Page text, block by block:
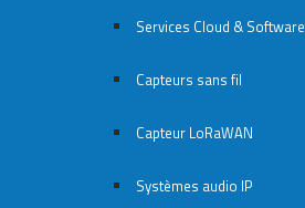
Services Cloud & Software
Capteurs sans fil
Capteur LoRaWAN
Systèmes audio IP